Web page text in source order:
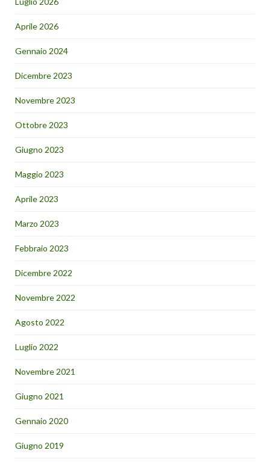
Aprile 2026
Gennaio 2024
Dicembre 2023
Novembre 2023
Ottobre 2023
Giugno 2023
Maggio 2023
Aprile 2023
Marzo 2023
Febbraio 2023
Dicembre 2022
Novembre 2022
Agosto 2022
Luglio 2022
Novembre 2021
Giugno 2021
Gennaio 2020
Giugno 2019